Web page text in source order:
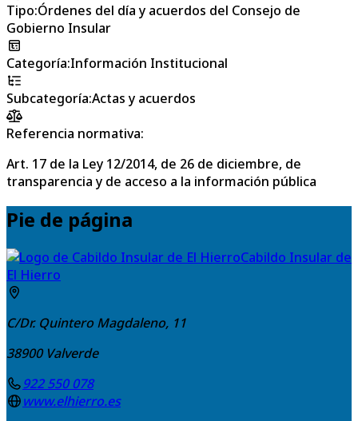
Tipo:Órdenes del día y acuerdos del Consejo de
Gobierno Insular
Categoría:Información Institucional
Subcategoría:Actas y acuerdos
Referencia normativa:
Art. 17 de la Ley 12/2014, de 26 de diciembre, de
transparencia y de acceso a la información pública
Pie de página
Cabildo Insular de
El Hierro
C/Dr. Quintero Magdaleno, 11
38900 Valverde
922 550 078
www.elhierro.es